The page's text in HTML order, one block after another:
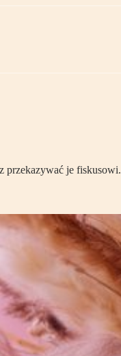
przekazywać je fiskusowi.